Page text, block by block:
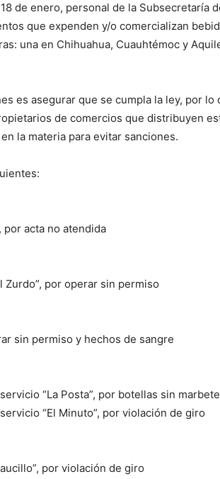
de enero, personal de la Subsecretaría
que expenden y/o comercializan
una en Chihuahua, Cuauhtémoc y
es asegurar que se cumpla la ley, por lo
de comercios que distribuyen
la materia para evitar sanciones.
por acta no atendida
Zurdo”, por operar sin permiso
sin permiso y hechos de sangre
“La Posta”, por botellas sin marbete
“El Minuto”, por violación de giro
por violación de giro